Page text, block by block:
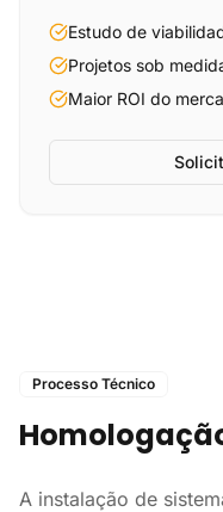
Estudo de
Projetos sob
Maior ROI do
Processo Técnico
A instalação de